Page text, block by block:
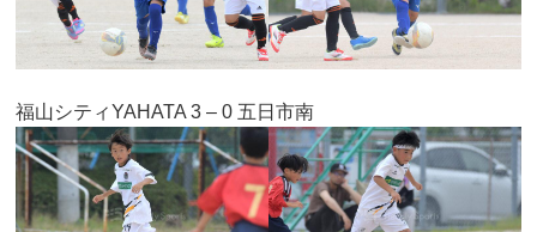
福山シティYAHATA 3 – 0 五日市南